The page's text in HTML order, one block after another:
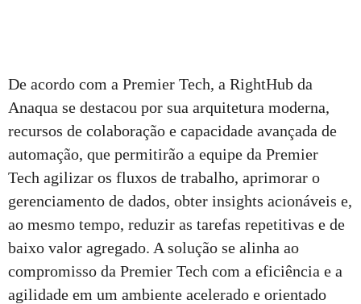
De acordo com a Premier Tech, a RightHub da
Anaqua se destacou por sua arquitetura moderna,
recursos de colaboração e capacidade avançada de
automação, que permitirão a equipe da Premier
Tech agilizar os fluxos de trabalho, aprimorar o
gerenciamento de dados, obter insights acionáveis e,
ao mesmo tempo, reduzir as tarefas repetitivas e de
baixo valor agregado. A solução se alinha ao
compromisso da Premier Tech com a eficiência e a
agilidade em um ambiente acelerado e orientado